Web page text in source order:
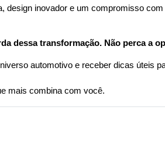
inovador e um compromisso
dessa transformação. Não perca a
automotivo e receber dicas úteis
mais combina com você.